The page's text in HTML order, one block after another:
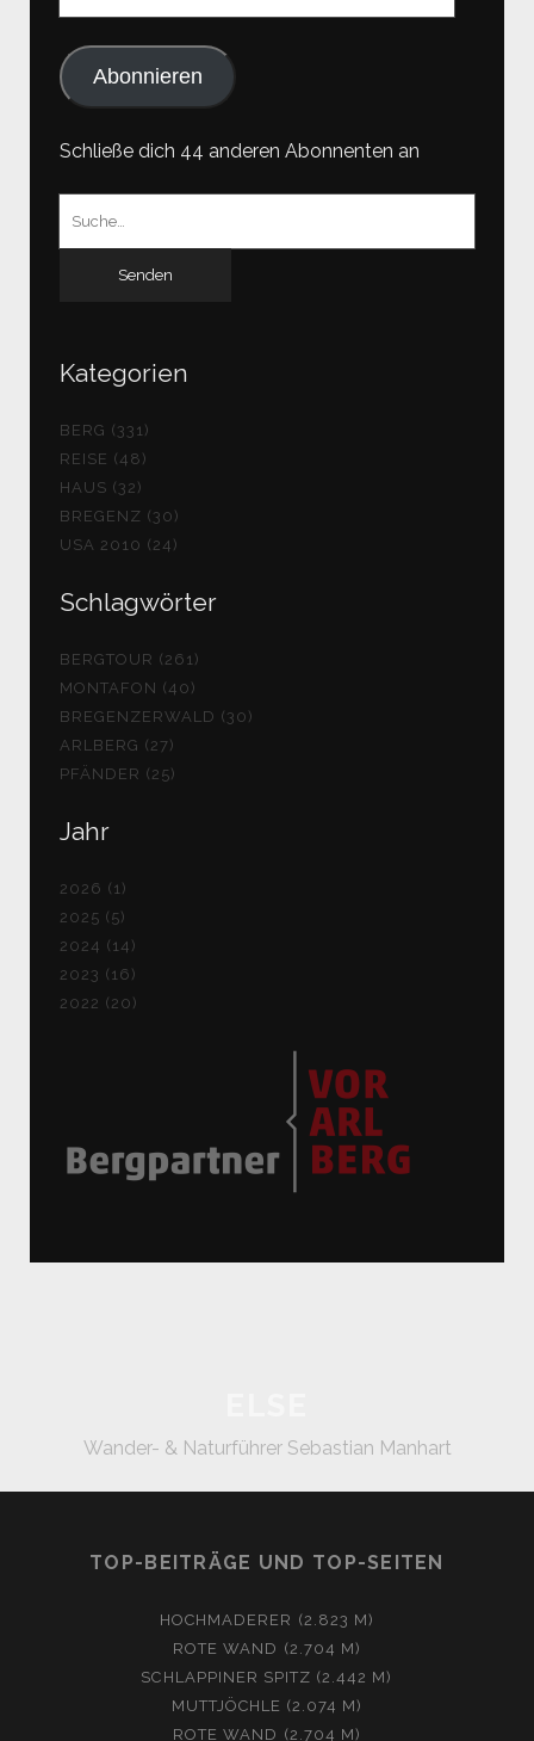
Abonnieren
Schließe dich 44 anderen Abonnenten an
Kategorien
BERG (331)
REISE (48)
HAUS (32)
BREGENZ (30)
USA 2010 (24)
Schlagwörter
BERGTOUR (261)
MONTAFON (40)
BREGENZERWALD (30)
ARLBERG (27)
PFÄNDER (25)
Jahr
2026 (1)
2025 (5)
2024 (14)
2023 (16)
2022 (20)
Wander- & Naturführer Sebastian Manhart
TOP-BEITRÄGE UND TOP-SEITEN
HOCHMADERER (2.823 M)
ROTE WAND (2.704 M)
SCHLAPPINER SPITZ (2.442 M)
MUTTJÖCHLE (2.074 M)
ROTE WAND (2.704 M)